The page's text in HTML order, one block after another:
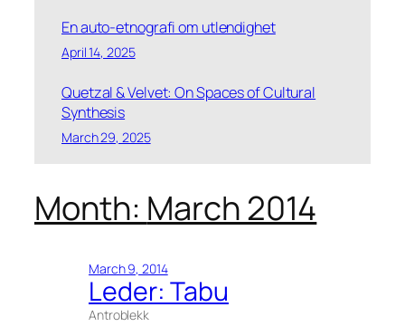
All categories:
En auto-etnografi om utlendighet
April 14, 2025
Quetzal & Velvet: On Spaces of Cultural
Synthesis
March 29, 2025
Month: March 2014
March 9, 2014
Leder: Tabu
Antroblekk